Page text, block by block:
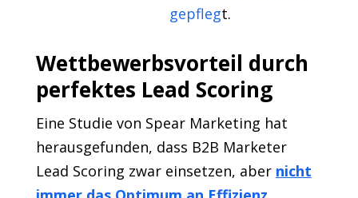
gepflegt.
Wettbewerbsvorteil durch
perfektes Lead Scoring
Eine Studie von Spear Marketing hat
herausgefunden, dass B2B Marketer
Lead Scoring zwar einsetzen, aber nicht